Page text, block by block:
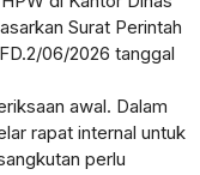
Surat Perintah
06/2026 tanggal
awal. Dalam
rapat internal untuk
perlu